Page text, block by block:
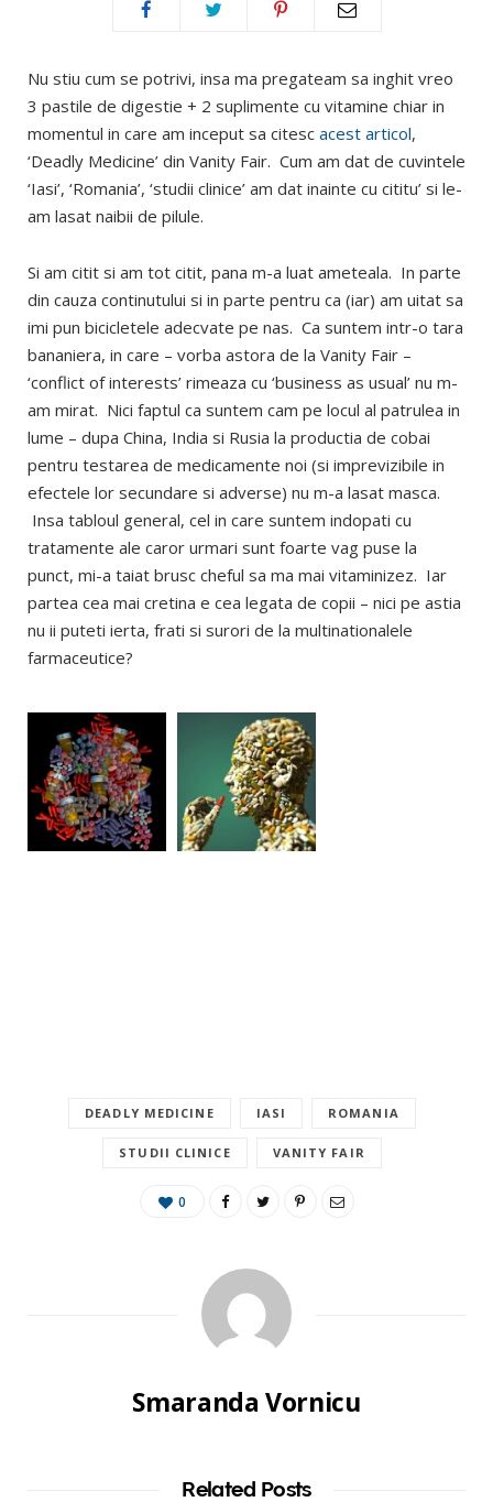
Nu stiu cum se potrivi, insa ma pregateam sa inghit vreo
3 pastile de digestie + 2 suplimente cu vitamine chiar in
momentul in care am inceput sa citesc acest articol,
‘Deadly Medicine’ din Vanity Fair. Cum am dat de cuvintele
‘Iasi’, ‘Romania’, ‘studii clinice’ am dat inainte cu cititu’ si le-
am lasat naibii de pilule.
Si am citit si am tot citit, pana m-a luat ameteala. In parte
din cauza continutului si in parte pentru ca (iar) am uitat sa
imi pun bicicletele adecvate pe nas. Ca suntem intr-o tara
bananiera, in care – vorba astora de la Vanity Fair –
‘conflict of interests’ rimeaza cu ‘business as usual’ nu m-
am mirat. Nici faptul ca suntem cam pe locul al patrulea in
lume – dupa China, India si Rusia la productia de cobai
pentru testarea de medicamente noi (si imprevizibile in
efectele lor secundare si adverse) nu m-a lasat masca.
Insa tabloul general, cel in care suntem indopati cu
tratamente ale caror urmari sunt foarte vag puse la
punct, mi-a taiat brusc cheful sa ma mai vitaminizez. Iar
partea cea mai cretina e cea legata de copii – nici pe astia
nu ii puteti ierta, frati si surori de la multinationalele
farmaceutice?
DEADLY MEDICINE IASI ROMANIA
STUDII CLINICE VANITY FAIR
0
Smaranda Vornicu
Related Posts